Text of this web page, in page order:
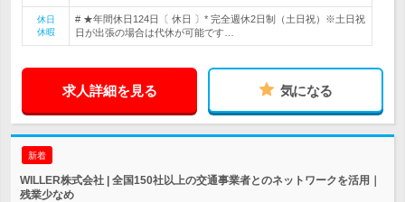
休日
休暇
# ★年間休日124日〔 休日 〕* 完全週休2日制（土日祝）※土日祝
日が出張の場合は代休が可能です…
求人詳細を見る 気になる
新着
WILLER株式会社 | 全国150社以上の交通事業者とのネットワークを活用｜
残業少なめ